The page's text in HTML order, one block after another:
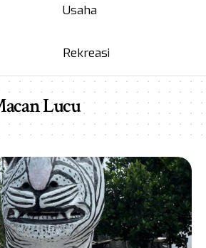
Usaha
Rekreasi
Lucu